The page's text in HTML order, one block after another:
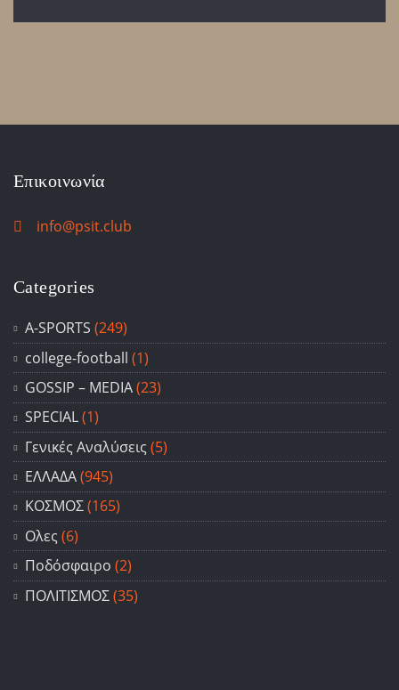
Επικοινωνία
info@psit.club
Categories
A-SPORTS (249)
college-football (1)
GOSSIP – ΜΕDIA(23)
SPECIAL(1)
Γενικές Αναλύσεις (5)
ΕΛΛΑΔΑ(945)
ΚΟΣΜΟΣ(165)
Ολες (6)
Ποδόσφαιρο (2)
ΠΟΛΙΤΙΣΜΟΣ(35)